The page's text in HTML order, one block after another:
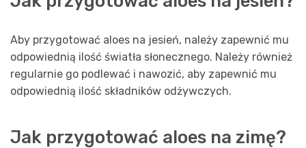
Aby przygotować aloes na jesień, należy zapewnić mu
odpowiednią ilość światła słonecznego. Należy również
regularnie go podlewać i nawozić, aby zapewnić mu
odpowiednią ilość składników odżywczych.
Jak przygotować aloes na zimę?